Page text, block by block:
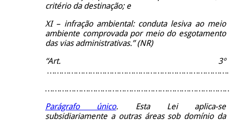
critério da destinação; e
XI – infração ambiental: conduta lesiva ao meio
ambiente comprovada por meio do esgotamento
das vias administrativas.” (NR)
“Art. 3º
Parágrafo único. Esta Lei aplica-se
subsidiariamente a outras áreas sob domínio da